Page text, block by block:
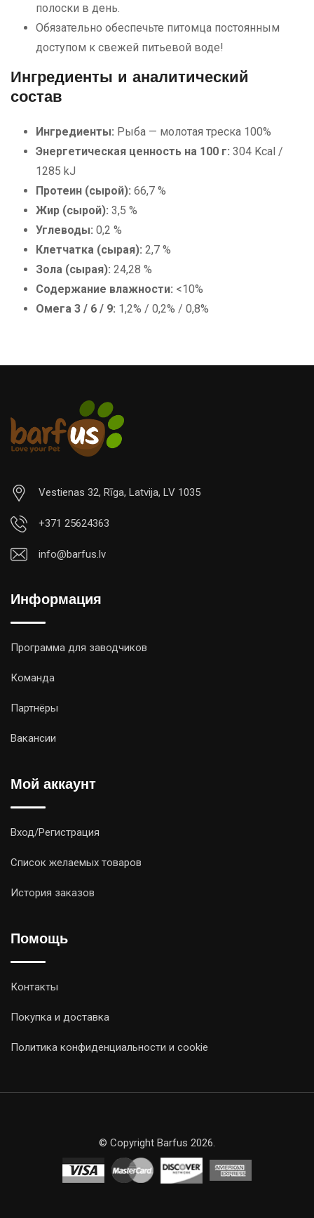
полоски в день.
Обязательно обеспечьте питомца постоянным
доступом к свежей питьевой воде!
Ингредиенты и аналитический
состав
Ингредиенты: Рыба — молотая треска 100%
Энергетическая ценность на 100 г: 304 Kcal /
1285 kJ
Протеин (сырой): 66,7 %
Жир (сырой): 3,5 %
Углеводы: 0,2 %
Клетчатка (сырая): 2,7 %
Зола (сырая): 24,28 %
Содержание влажности: <10%
Омега 3 / 6 / 9: 1,2% / 0,2% / 0,8%
Vestienas 32, Rīga, Latvija, LV 1035
+371 25624363
info@barfus.lv
Информация
Программа для заводчиков
Команда
Партнёры
Вакансии
Мой аккаунт
Вход/Регистрация
Список желаемых товаров
История заказов
Помощь
Контакты
Покупка и доставка
Политика конфиденциальности и cookie
© Copyright Barfus 2026.